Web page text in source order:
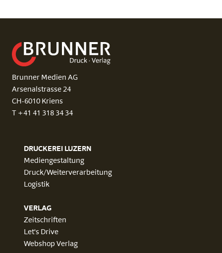
Brunner Medien AG
Arsenalstrasse 24
CH-6010 Kriens
T +41 41 318 34 34
DRUCKEREI LUZERN
Mediengestaltung
Druck/Weiterverarbeitung
Logistik
VERLAG
Zeitschriften
Let's Drive
Webshop Verlag